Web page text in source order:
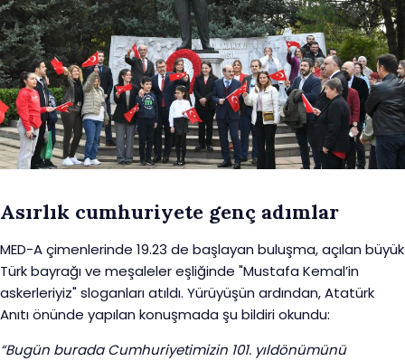
Asırlık cumhuriyete genç adımlar
MED-A çimenlerinde 19.23 de başlayan buluşma, açılan büyük
Türk bayrağı ve meşaleler eşliğinde "Mustafa Kemal’in
askerleriyiz" sloganları atıldı. Yürüyüşün ardından, Atatürk
Anıtı önünde yapılan konuşmada şu bildiri okundu:
“Bugün burada Cumhuriyetimizin 101. yıldönümünü